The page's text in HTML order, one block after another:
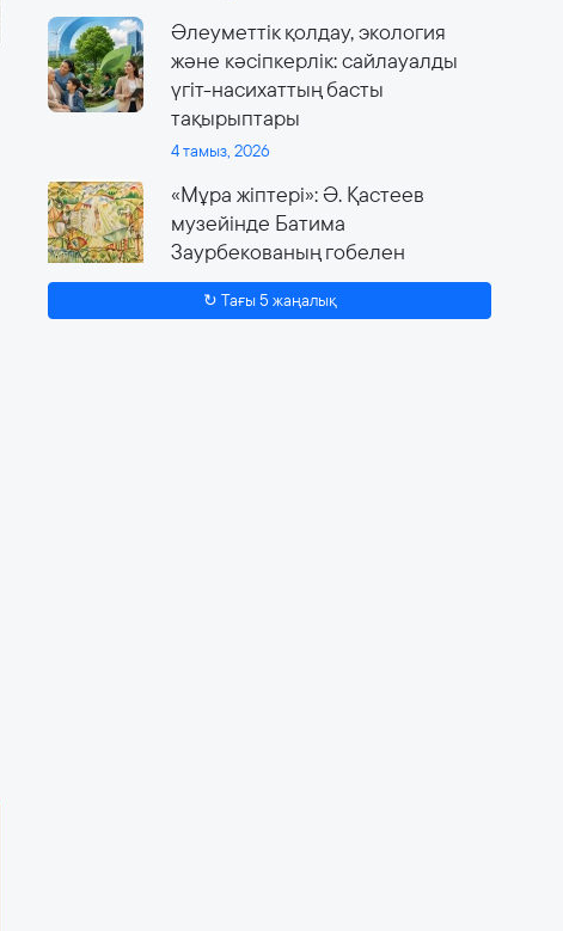
Әлеуметтік қолдау, экология
және кәсіпкерлік: сайлауалды
үгіт-насихаттың басты
тақырыптары
4 тамыз, 2026
«Мұра жіптері»: Ә. Қастеев
музейінде Батима
Заурбекованың гобелен
өнеріне арналған ауқымды
көрме өтеді
↻ Тағы 5 жаңалық